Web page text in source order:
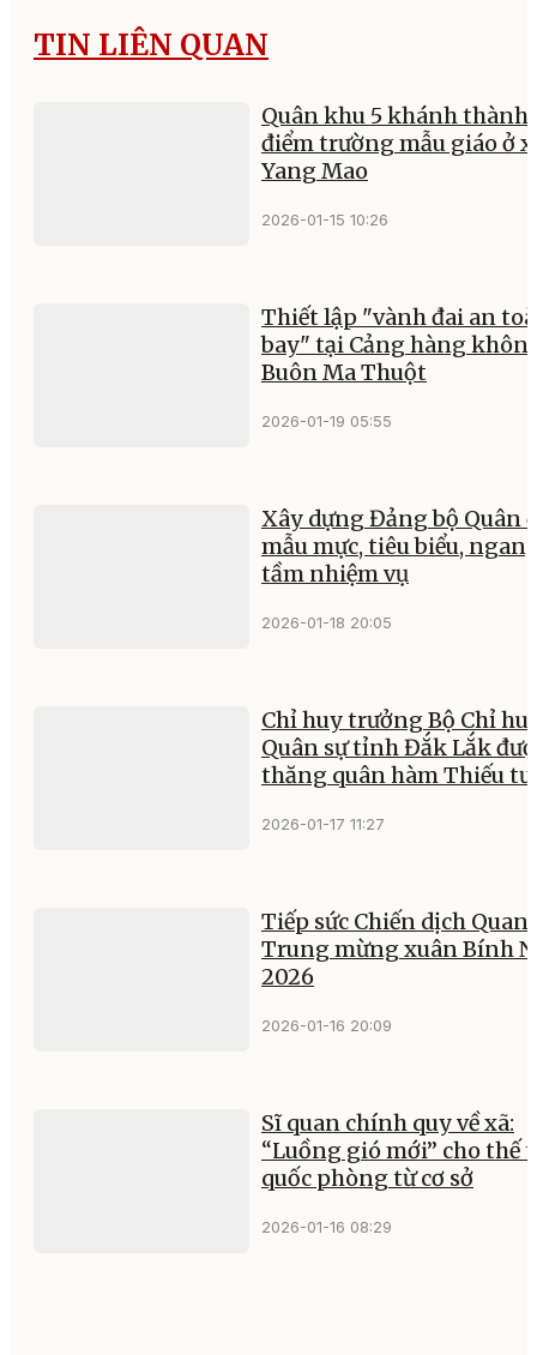
TIN LIÊN QUAN
Quân khu 5 khánh thành
điểm trường mẫu giáo ở
Yang Mao
2026-01-15 10:26
Thiết lập "vành đai an
bay" tại Cảng hàng
Buôn Ma Thuột
2026-01-19 05:55
Xây dựng Đảng bộ Quân
mẫu mực, tiêu biểu,
tầm nhiệm vụ
2026-01-18 20:05
Chỉ huy trưởng Bộ Chỉ
Quân sự tỉnh Đắk Lắk
thăng quân hàm Thiếu
2026-01-17 11:27
Tiếp sức Chiến dịch
Trung mừng xuân Bính
2026
2026-01-16 20:09
Sĩ quan chính quy về xã:
“Luồng gió mới” cho thế
quốc phòng từ cơ sở
2026-01-16 08:29